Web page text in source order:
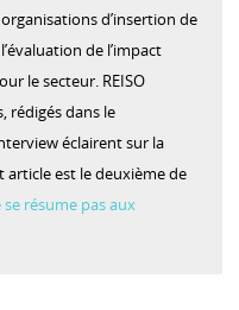
d’insertion de
de l’impact
le secteur. REISO
rédigés dans le
éclairent sur la
est le deuxième de
résume pas aux